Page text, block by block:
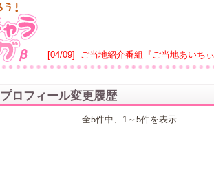
[04/09] ご当地紹介番組『ご当地あいち
ロフィール変更履歴
全5件中、1～5件を表示